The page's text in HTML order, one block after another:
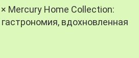
Mercury Home Collection:
вдохновленная